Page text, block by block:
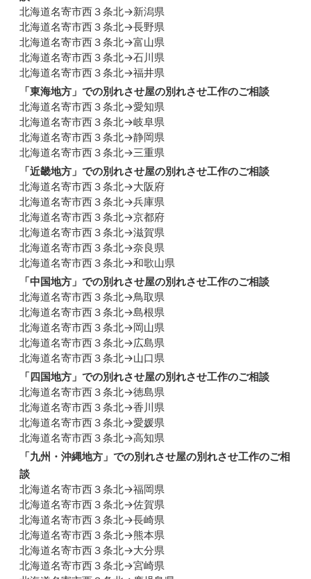
北海道名寄市西３条北→新潟県
北海道名寄市西３条北→長野県
北海道名寄市西３条北→富山県
北海道名寄市西３条北→石川県
北海道名寄市西３条北→福井県
「東海地方 」での別れさせ屋の別れさせ工作のご相談
北海道名寄市西３条北→愛知県
北海道名寄市西３条北→岐阜県
北海道名寄市西３条北→静岡県
北海道名寄市西３条北→三重県
「近畿地方 」での別れさせ屋の別れさせ工作のご相談
北海道名寄市西３条北→大阪府
北海道名寄市西３条北→兵庫県
北海道名寄市西３条北→京都府
北海道名寄市西３条北→滋賀県
北海道名寄市西３条北→奈良県
北海道名寄市西３条北→和歌山県
「中国地方 」での別れさせ屋の別れさせ工作のご相談
北海道名寄市西３条北→鳥取県
北海道名寄市西３条北→島根県
北海道名寄市西３条北→岡山県
北海道名寄市西３条北→広島県
北海道名寄市西３条北→山口県
「四国地方 」での別れさせ屋の別れさせ工作のご相談
北海道名寄市西３条北→徳島県
北海道名寄市西３条北→香川県
北海道名寄市西３条北→愛媛県
北海道名寄市西３条北→高知県
「九州・沖縄地方 」での別れさせ屋の別れさせ工作のご相
談
北海道名寄市西３条北→福岡県
北海道名寄市西３条北→佐賀県
北海道名寄市西３条北→長崎県
北海道名寄市西３条北→熊本県
北海道名寄市西３条北→大分県
北海道名寄市西３条北→宮崎県